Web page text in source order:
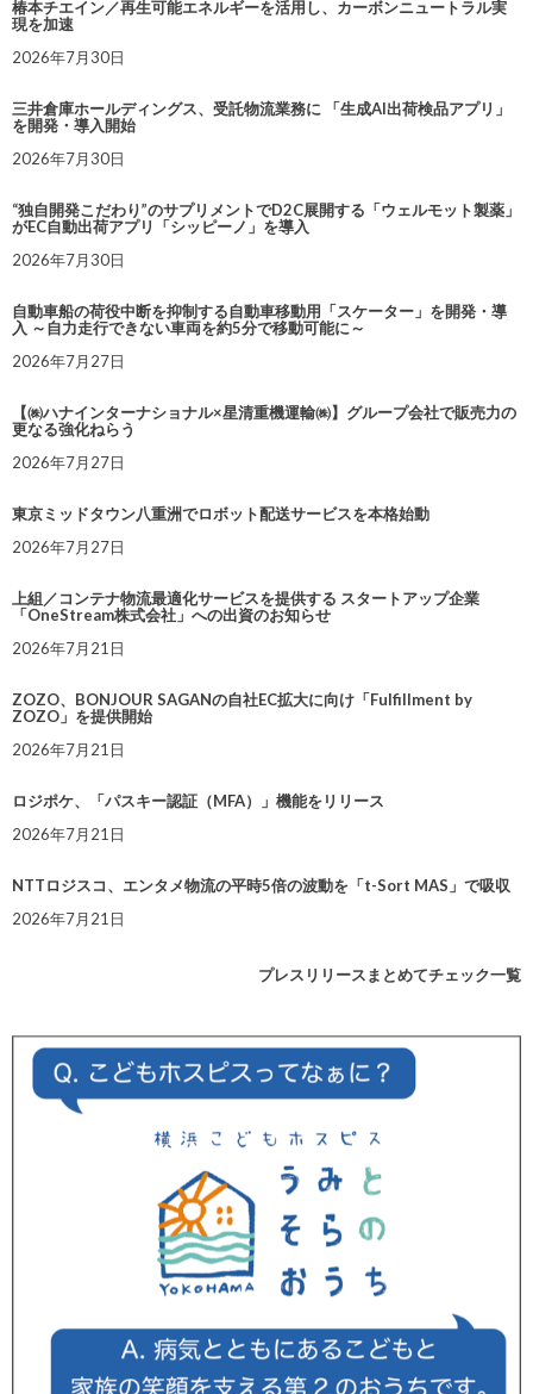
椿本チエイン／再生可能エネルギーを活用し、カーボンニュートラル実
現を加速
2026年7月30日
三井倉庫ホールディングス、受託物流業務に 「生成AI出荷検品アプリ」
を開発・導入開始
2026年7月30日
“独自開発こだわり”のサプリメントでD2C展開する「ウェルモット製薬」
がEC自動出荷アプリ「シッピーノ」を導入
2026年7月30日
自動車船の荷役中断を抑制する自動車移動用「スケーター」を開発・導
入 ～自力走行できない車両を約5分で移動可能に～
2026年7月27日
【㈱ハナインターナショナル×星清重機運輸㈱】グループ会社で販売力の
更なる強化ねらう
2026年7月27日
東京ミッドタウン八重洲でロボット配送サービスを本格始動
2026年7月27日
上組／コンテナ物流最適化サービスを提供する スタートアップ企業
「OneStream株式会社」への出資のお知らせ
2026年7月21日
ZOZO、BONJOUR SAGANの自社EC拡大に向け「Fulfillment by
ZOZO」を提供開始
2026年7月21日
ロジポケ、「パスキー認証（MFA）」機能をリリース
2026年7月21日
NTTロジスコ、エンタメ物流の平時5倍の波動を「t-Sort MAS」で吸収
2026年7月21日
プレスリリースまとめてチェック一覧